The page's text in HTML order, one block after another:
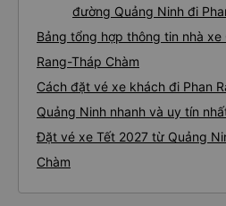
đường Quảng Ninh đi
Bảng tổng hợp thông tin nhà xe
Rang-Tháp Chàm
Cách đặt vé xe khách đi Phan
Quảng Ninh nhanh và uy tín
Đặt vé xe Tết 2027 từ Quảng
Chàm